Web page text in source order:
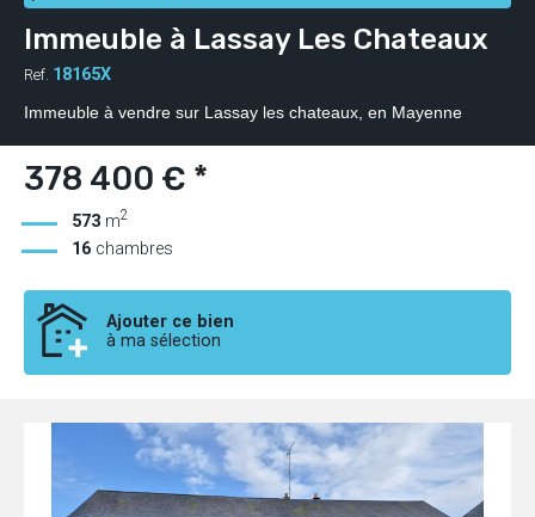
Immeuble à Lassay Les Chateaux
Ref. 18165X
Immeuble à vendre sur Lassay les chateaux, en Mayenne
378 400 € *
573 m2
16 chambres
Ajouter ce bien
à ma sélection